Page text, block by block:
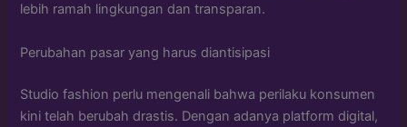
lebih ramah lingkungan dan transparan.
Perubahan pasar yang harus diantisipasi
Studio fashion perlu mengenali bahwa perilaku konsumen
kini telah berubah drastis. Dengan adanya platform digital,